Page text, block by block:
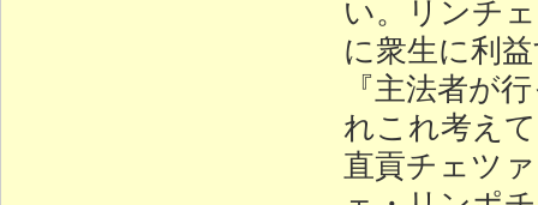
い。リンチ
に衆生に利
『主法者が
れこれ考え
直貢チェツ